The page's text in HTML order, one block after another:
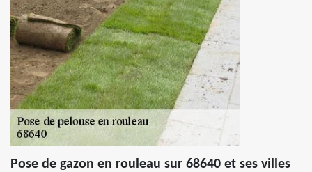
Pose de gazon en rouleau sur 68640 et ses villes